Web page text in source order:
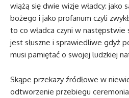
wiążą się dwie wizje władcy: jako
bożego i jako profanum czyli
to co władca czyni w
jest słuszne i sprawiedliwe gdyż
musi pamiętać o swojej ludzkiej
Skąpe przekazy źródłowe w
odtworzenie przebiegu